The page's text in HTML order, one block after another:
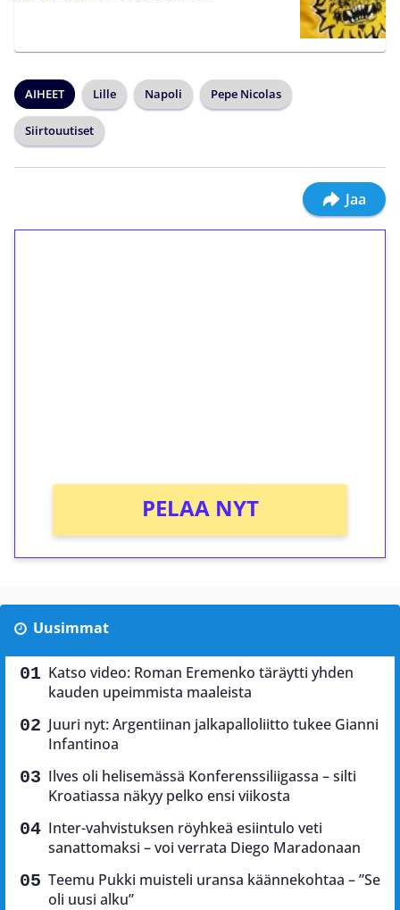
AIHEET Lille Napoli Pepe Nicolas
Siirtouutiset
Jaa
PELAA NYT
Uusimmat
Katso video: Roman Eremenko täräytti yhden
kauden upeimmista maaleista
Juuri nyt: Argentiinan jalkapalloliitto tukee Gianni
Infantinoa
Ilves oli helisemässä Konferenssiliigassa – silti
Kroatiassa näkyy pelko ensi viikosta
Inter-vahvistuksen röyhkeä esiintulo veti
sanattomaksi – voi verrata Diego Maradonaan
Teemu Pukki muisteli uransa käännekohtaa – ”Se
oli uusi alku”